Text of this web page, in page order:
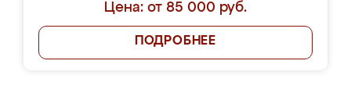
Цена: от 85 000 руб.
ПОДРОБНЕЕ